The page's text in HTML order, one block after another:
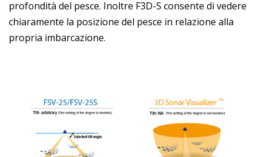
profondità del pesce. Inoltre F3D-S consente di vedere
chiaramente la posizione del pesce in relazione alla
propria imbarcazione.